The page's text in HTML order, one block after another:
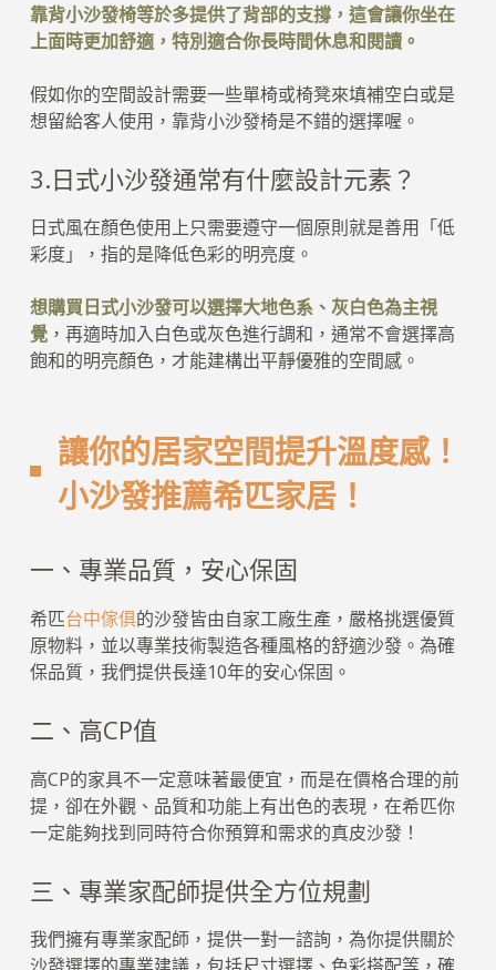
靠背小沙發椅等於多提供了背部的支撐，這會讓你坐在
上面時更加舒適，特別適合你長時間休息和閱讀。
假如你的空間設計需要一些單椅或椅凳來填補空白或是
想留給客人使用，靠背小沙發椅是不錯的選擇喔。
3.日式小沙發通常有什麼設計元素？
日式風在顏色使用上只需要遵守一個原則就是善用「低
彩度」，指的是降低色彩的明亮度。
想購買日式小沙發可以選擇大地色系、灰白色為主視
覺，再適時加入白色或灰色進行調和，通常不會選擇高
飽和的明亮顏色，才能建構出平靜優雅的空間感。
讓你的居家空間提升溫度感！
小沙發推薦希匹家居！
一、專業品質，安心保固
希匹台中傢俱的沙發皆由自家工廠生產，嚴格挑選優質
原物料，並以專業技術製造各種風格的舒適沙發。為確
保品質，我們提供長達10年的安心保固。
二、高CP值
高CP的家具不一定意味著最便宜，而是在價格合理的前
提，卻在外觀、品質和功能上有出色的表現，在希匹你
一定能夠找到同時符合你預算和需求的真皮沙發！
三、專業家配師提供全方位規劃
我們擁有專業家配師，提供一對一諮詢，為你提供關於